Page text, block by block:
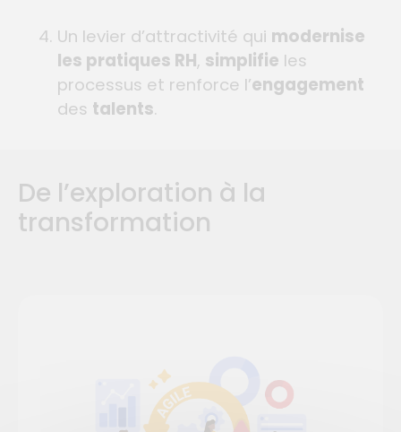
Un levier d’attractivité qui modernise
les pratiques RH, simplifie les
processus et renforce l’engagement
des talents.
De l’exploration à la
transformation